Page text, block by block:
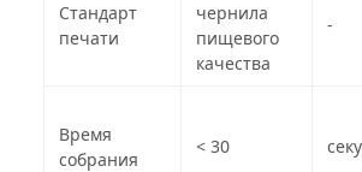
Стандарт
печати
чернила
пищевого
качества
-
Время
собрания
< 30